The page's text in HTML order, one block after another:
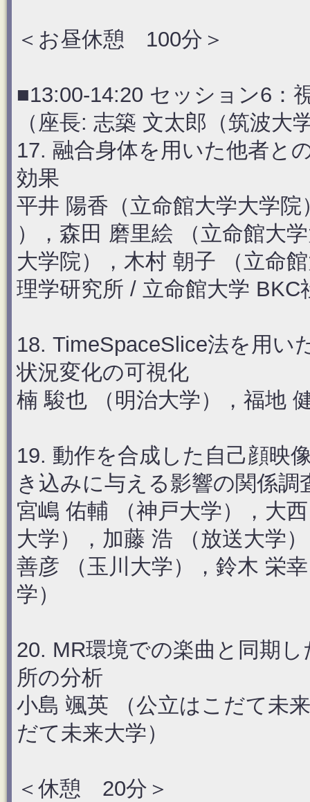
＜お昼休憩 100分＞
■13:00-14:20 セッション6
（座長: 志築 文太郎（筑波大
17. 融合身体を用いた他者と
効果
平井 陽香（立命館大学大学
），森田 磨里絵 （立命館大
大学院），木村 朝子 （立命
理学研究所 / 立命館大学 BKC
18. TimeSpaceSlice法を用い
状況変化の可視化
楠 駿也 （明治大学），福地
19. 動作を合成した自己顔映
き込みに与える影響の関係調
宮嶋 佑輔 （神戸大学），大
大学），加藤 浩 （放送大学
善彦 （玉川大学），鈴木 栄
学）
20. MR環境での楽曲と同期
所の分析
小島 颯英 （公立はこだて未
だて未来大学）
＜休憩 20分＞